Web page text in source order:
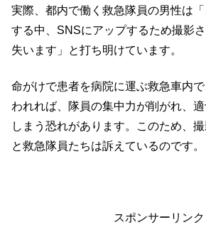
実際、都内で働く救急隊員の男性は
する中、SNSにアップするため撮影
失います」と打ち明けています。
命がけで患者を病院に運ぶ救急車内
われれば、隊員の集中力が削がれ、
しまう恐れがあります。このため、
と救急隊員たちは訴えているのです。
スポンサーリンク